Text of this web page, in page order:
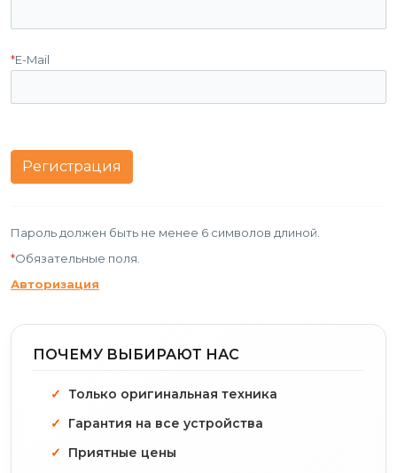
*E-Mail
Пароль должен быть не менее 6 символов длиной.
*Обязательные поля.
Авторизация
ПОЧЕМУ ВЫБИРАЮТ НАС
Только оригинальная техника
Гарантия на все устройства
Приятные цены